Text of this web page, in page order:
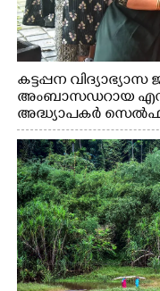
കട്ടപ്പന
അംബാസഡറായ
അദ്ധ്യാപകർ